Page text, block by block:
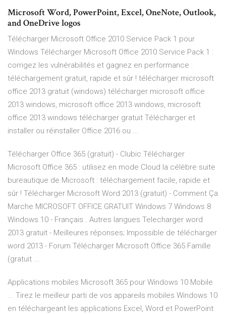
Microsoft Word, PowerPoint, Excel, OneNote, Outlook,
and OneDrive logos
Télécharger Microsoft Office 2010 Service Pack 1 pour
Windows Télécharger Microsoft Office 2010 Service Pack 1 :
corrigez les vulnérabilités et gagnez en performance :
téléchargement gratuit, rapide et sûr ! télécharger microsoft
office 2013 gratuit (windows) télécharger microsoft office
2013 windows, microsoft office 2013 windows, microsoft
office 2013 windows télécharger gratuit Télécharger et
installer ou réinstaller Office 2016 ou ...
Télécharger Office 365 (gratuit) - Clubic Télécharger
Microsoft Office 365 : utilisez en mode Cloud la célèbre suite
bureautique de Microsoft : téléchargement facile, rapide et
sûr ! Télécharger Microsoft Word 2013 (gratuit) - Comment Ça
Marche MICROSOFT OFFICE GRATUIT Windows 7 Windows 8
Windows 10 - Français . Autres langues Telecharger word
2013 gratuit - Meilleures réponses; Impossible de télécharger
word 2013 - Forum Télécharger Microsoft Office 365 Famille
(gratuit ...
Applications mobiles Microsoft 365 pour Windows 10 Mobile
... Tirez le meilleur parti de vos appareils mobiles Windows 10
en téléchargeant les applications Excel, Word et PowerPoint